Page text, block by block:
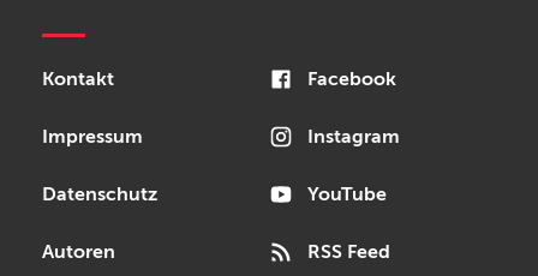
Kontakt
Impressum
Datenschutz
Autoren
Facebook
Instagram
YouTube
RSS Feed